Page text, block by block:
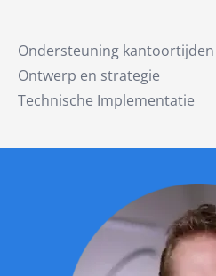
Ondersteuning kantoortijden
Ontwerp en strategie
Technische Implementatie